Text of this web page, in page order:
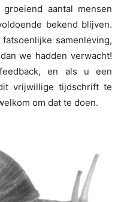
aantal mensen
bekend blijven.
samenleving,
we hadden verwacht!
en als u een
vrijwillige tijdschrift te
om dat te doen.